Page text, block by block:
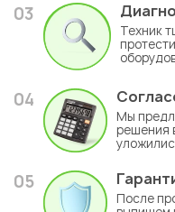
03
Техник
04
Мы
решения
05
После